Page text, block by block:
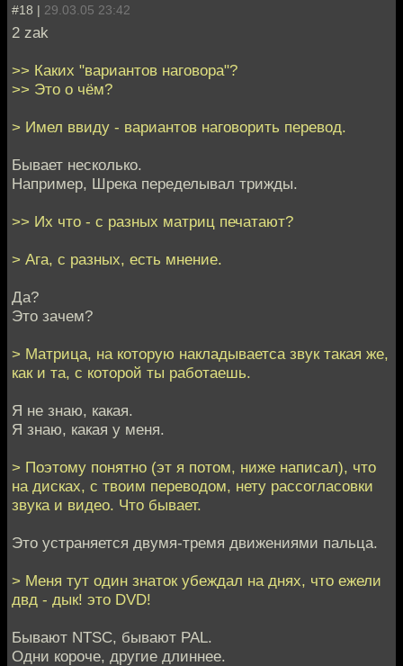
#18 | 29.03.05 23:42
2 zak
>> Каких "вариантов наговора"?
>> Это о чём?
> Имел ввиду - вариантов наговорить перевод.
Бывает несколько.
Например, Шрека переделывал трижды.
>> Их что - с разных матриц печатают?
> Ага, с разных, есть мнение.
Да?
Это зачем?
> Матрица, на которую накладываетса звук такая же,
как и та, с которой ты работаешь.
Я не знаю, какая.
Я знаю, какая у меня.
> Поэтому понятно (эт я потом, ниже написал), что
на дисках, с твоим переводом, нету рассогласовки
звука и видео. Что бывает.
Это устраняется двумя-тремя движениями пальца.
> Меня тут один знаток убеждал на днях, что ежели
двд - дык! это DVD!
Бывают NTSC, бывают PAL.
Одни короче, другие длиннее.